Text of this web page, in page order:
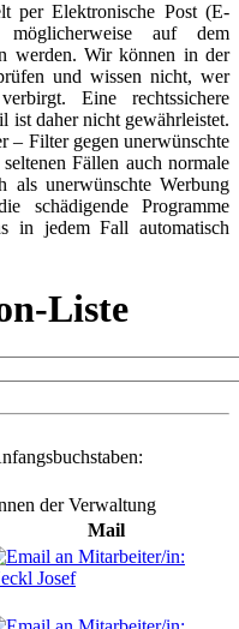
per Elektronische Post (E-
auf dem
werden. Wir können in der
und wissen nicht, wer
Eine rechtssichere
daher nicht gewährleistet.
– Filter gegen unerwünschte
Fällen auch normale
als unerwünschte Werbung
schädigende Programme
in jedem Fall automatisch
Liste
der Verwaltung
Mail